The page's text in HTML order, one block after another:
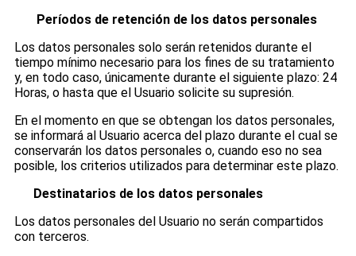
Períodos de retención de los datos personales
Los datos personales solo serán retenidos durante el
tiempo mínimo necesario para los fines de su tratamiento
y, en todo caso, únicamente durante el siguiente plazo: 24
Horas, o hasta que el Usuario solicite su supresión.
En el momento en que se obtengan los datos personales,
se informará al Usuario acerca del plazo durante el cual se
conservarán los datos personales o, cuando eso no sea
posible, los criterios utilizados para determinar este plazo.
Destinatarios de los datos personales
Los datos personales del Usuario no serán compartidos
con terceros.